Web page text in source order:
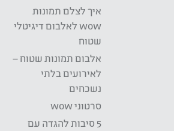
איך לצלם תמונות
wow לאלבום דיגיטלי
שטוח
אלבום תמונות שטוח –
לאירועים בלתי
נשכחים
סרטוני wow
5 סיבות להגדה עם